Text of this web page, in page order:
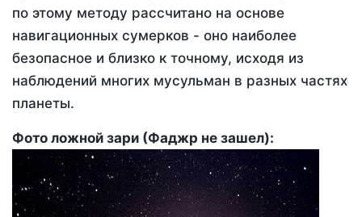
по этому методу рассчитано на основе
навигационных сумерков - оно наиболее
безопасное и близко к точному, исходя из
наблюдений многих мусульман в разных частях
планеты.
Фото ложной зари (Фаджр не зашел):